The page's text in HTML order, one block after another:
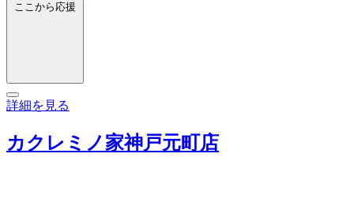
ここから応援
詳細を見る
カクレミノ家神戸元町店